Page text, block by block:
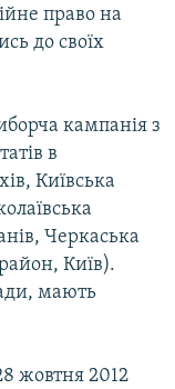
право на
до своїх
кампанія з
в
Київська
Черкаська
Київ).
мають
жовтня 2012